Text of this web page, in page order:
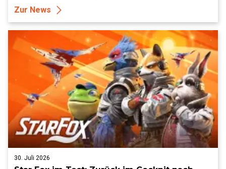
Zur News
30. Juli 2026